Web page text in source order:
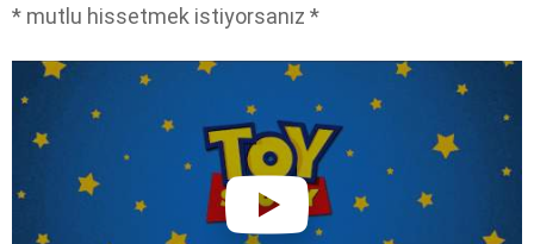
* mutlu hissetmek istiyorsanız *